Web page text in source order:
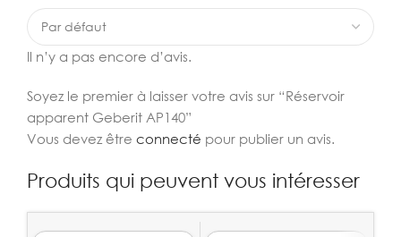
Il n’y a pas encore d’avis.
Soyez le premier à laisser votre avis sur “Réservoir
apparent Geberit AP140”
Vous devez être connecté pour publier un avis.
Produits qui peuvent vous intéresser